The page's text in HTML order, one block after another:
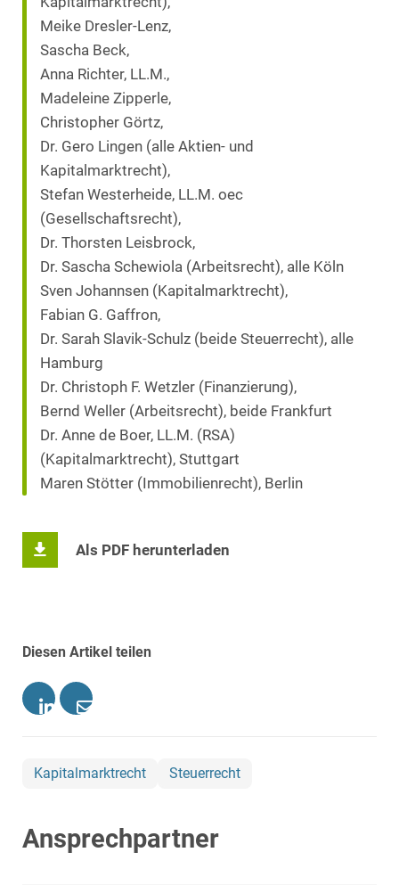
Meike Dresler-Lenz,
Sascha Beck,
Anna Richter, LL.M.,
Madeleine Zipperle,
Christopher Görtz,
Dr. Gero Lingen (alle Aktien- und
Kapitalmarktrecht),
Stefan Westerheide, LL.M. oec
(Gesellschaftsrecht),
Dr. Thorsten Leisbrock,
Dr. Sascha Schewiola (Arbeitsrecht), alle Köln
Sven Johannsen (Kapitalmarktrecht),
Fabian G. Gaffron,
Dr. Sarah Slavik-Schulz (beide Steuerrecht), alle
Hamburg
Dr. Christoph F. Wetzler (Finanzierung),
Bernd Weller (Arbeitsrecht), beide Frankfurt
Dr. Anne de Boer, LL.M. (RSA)
(Kapitalmarktrecht), Stuttgart
Maren Stötter (Immobilienrecht), Berlin
Als PDF herunterladen
Diesen Artikel teilen
Kapitalmarktrecht Steuerrecht
Ansprechpartner